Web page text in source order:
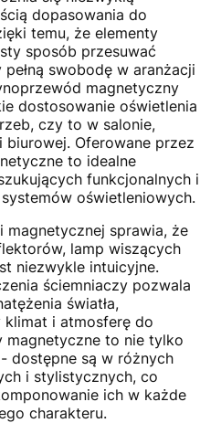
dopasowania do
temu, że elementy
sposób przesuwać
swobodę w aranżacji
magnetyczny
dostosowanie oświetlenia
czy to w salonie,
Oferowane przez
to idealne
funkcjonalnych i
oświetleniowych.
magnetycznej sprawia, że
lamp wiszących
niezwykle intuicyjne.
ściemniaczy pozwala
światła,
i atmosferę do
magnetyczne to nie tylko
dostępne są w różnych
i stylistycznych, co
ich w każde
charakteru.